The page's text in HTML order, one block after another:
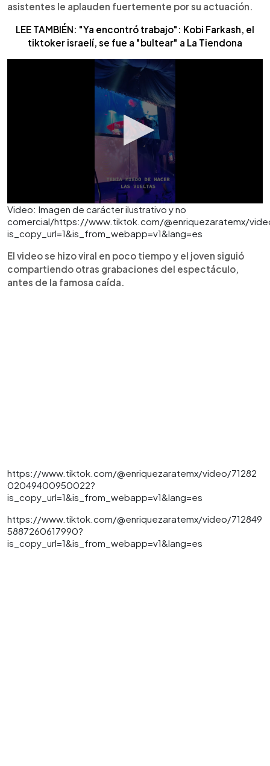
asistentes le aplauden fuertemente por su actuación.
LEE TAMBIÉN: "Ya encontró trabajo": Kobi Farkash, el
tiktoker israelí, se fue a "bultear" a La Tiendona
Video: Imagen de carácter ilustrativo y no
comercial/https://www.tiktok.com/@enriquezaratemx/
is_copy_url=1&is_from_webapp=v1&lang=es
El video se hizo viral en poco tiempo y el joven siguió
compartiendo otras grabaciones del espectáculo,
antes de la famosa caída.
https://www.tiktok.com/@enriquezaratemx/video/71282
02049400950022?
is_copy_url=1&is_from_webapp=v1&lang=es
https://www.tiktok.com/@enriquezaratemx/video/712849
5887260617990?
is_copy_url=1&is_from_webapp=v1&lang=es